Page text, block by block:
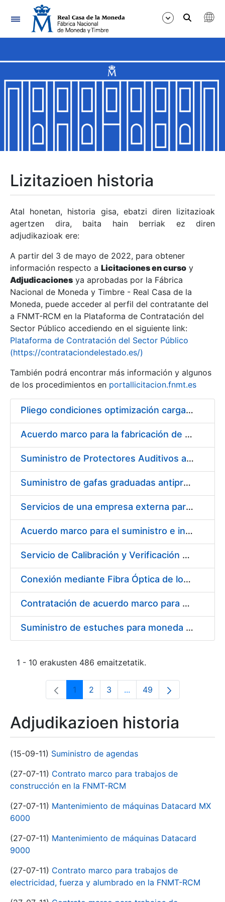
Nabigazioa
Erakutsi/Ezkutatu
Erakutsi/Ezkutatu
Erakutsi/Ezkutatu
Erakutsi/Ezkutatu
Erakutsi/Ezkutatu
Erakutsi/Ezkutatu
Erakutsi/Ezkutatu
Erakutsi/Ezkutatu
Lizitazioen historia
Atal honetan, historia gisa, ebatzi diren lizitazioak
agertzen dira, baita hain berriak ez diren
adjudikazioak ere:
A partir del 3 de mayo de 2022, para obtener
información respecto a Licitaciones en curso y
Adjudicaciones ya aprobadas por la Fábrica
Nacional de Moneda y Timbre - Real Casa de la
Moneda, puede acceder al perfil del contratante del
a FNMT-RCM en la Plataforma de Contratación del
Sector Público accediendo en el siguiente link:
Plataforma de Contratación del Sector Público
(https://contrataciondelestado.es/)
También podrá encontrar más información y algunos
de los procedimientos en portallicitacion.fnmt.es
Pliego condiciones optimización cargas compras firmado
Acuerdo marco para la fabricación de piezas
Suministro de Protectores Auditivos a medida para las personas trabajadoras de los Centros de Trabajo de Madrid y Burgos
Suministro de gafas graduadas antiproyecciones para los trabajadores de la FNMT-RCM en los centros de trabajo de Madrid y Burgos
Servicios de una empresa externa para el asesoramiento y resolución de los recursos de alzada que se presentan relacionados con procesos de selección para la FNMT-RCM
Acuerdo marco para el suministro e instalación de persianas, estores y otros complementos
Servicio de Calibración y Verificación Externa de los Equipos de Medición del Servicio de Prevención de la FNMT-RCM
Conexión mediante Fibra Óptica de los Centros de Proceso de Datos (CPDs) de las sedes de la FNMT-RCM de Burgos y Madrid
Contratación de acuerdo marco para el Suministro de Material de Electricidad para la Fábrica Nacional de Moneda y Timbre-Real Casa de la Moneda en su centro de trabajo de Burgos
Suministro de estuches para moneda de 30 €
1 - 10 erakusten 486 emaitzetatik.
Orrialdea
1 Orrialdea
2 Orrialdea
3 ...Intermediate Pages Use
Orrialdea
49
Adjudikazioen historia
(15-09-11) Suministro de agendas
(27-07-11) Contrato marco para trabajos de
construcción en la FNMT-RCM
(27-07-11) Mantenimiento de máquinas Datacard MX
6000
(27-07-11) Mantenimiento de máquinas Datacard
9000
(27-07-11) Contrato marco para trabajos de
electricidad, fuerza y alumbrado en la FNMT-RCM